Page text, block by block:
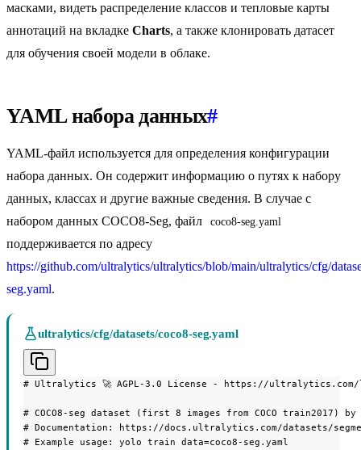
масками, видеть распределение классов и тепловые карты
аннотаций на вкладке Charts, а также клонировать датасет
для обучения своей модели в облаке.
YAML набора данных#
YAML-файл используется для определения конфигурации
набора данных. Он содержит информацию о путях к набору
данных, классах и другие важные сведения. В случае с
набором данных COCO8-Seg, файл
coco8-seg.yaml
поддерживается по адресу
https://github.com/ultralytics/ultralytics/blob/main/ultralytics/cfg/
seg.yaml.
ultralytics/cfg/datasets/coco8-seg.yaml
# Ultralytics 🚀 AGPL-3.0 License - https://ultralytics.com/
# COCO8-seg dataset (first 8 images from COCO train2017)
# Documentation: https://docs.ultralytics.com/datasets/
# Example usage: yolo train data=coco8-seg.yaml